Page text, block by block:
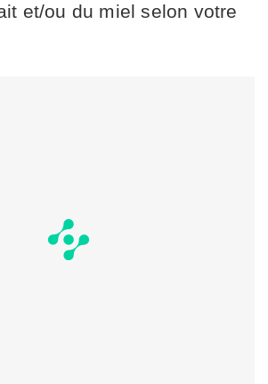
et/ou du miel selon votre